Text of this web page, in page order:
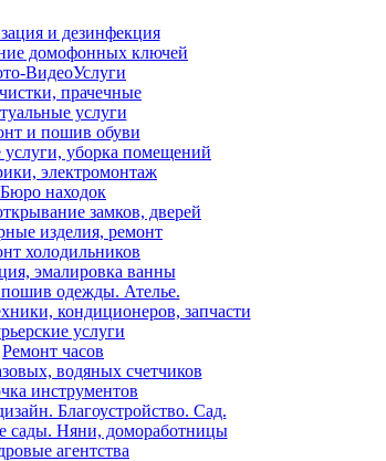
и дезинфекция
домофонных ключей
ВидеоУслуги
прачечные
услуги
и пошив обуви
уборка помещений
электромонтаж
Бюро находок
замков, дверей
изделия, ремонт
холодильников
эмалировка ванны
одежды. Ателье.
кондиционеров, запчасти
услуги
Ремонт часов
водяных счетчиков
инструментов
Благоустройство. Сад.
сады. Няни, домоработницы
агентства